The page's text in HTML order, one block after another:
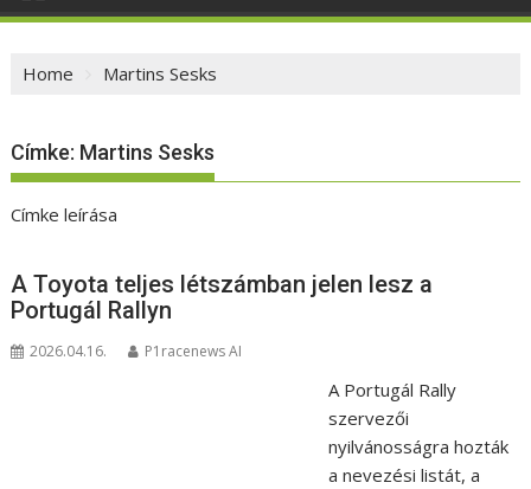
Home Martins Sesks
Címke: Martins Sesks
Címke leírása
A Toyota teljes létszámban jelen lesz a
Portugál Rallyn
2026.04.16. P1racenews AI
A Portugál Rally
szervezői
nyilvánosságra hozták
a nevezési listát, a